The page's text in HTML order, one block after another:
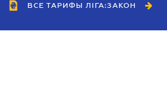
ВСЕ ТАРИФЫ ЛІГА:ЗАКОН